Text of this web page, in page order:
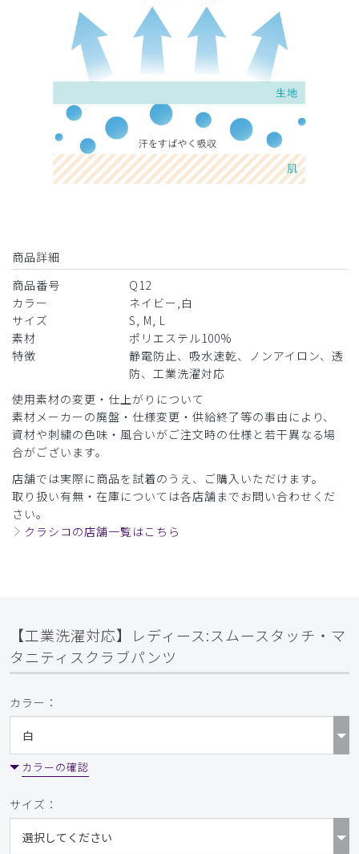
商品詳細
商品番号
Q12
カラー
ネイビー,白
サイズ
S, M, L
素材
ポリエステル100%
特徴
静電防止、吸水速乾、ノンアイロン、透
防、工業洗濯対応
使用素材の変更・仕上がりについて
素材メーカーの廃盤・仕様変更・供給終了等の事由により、
資材や刺繍の色味・風合いがご注文時の仕様と若干異なる場
合がございます。
店舗では実際に商品を試着のうえ、ご購入いただけます。
取り扱い有無・在庫については各店舗までお問い合わせくだ
さい。
クラシコの店舗一覧はこちら
【工業洗濯対応】レディース:スムースタッチ・マ
タニティスクラブパンツ
カラー：
カラーの確認
サイズ：